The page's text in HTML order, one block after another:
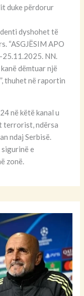
duke përdorur
dyshohet të
“ASGJËSIM APO
NN.
dëmtuar një
thuhet në raportin
në këtë kanal u
terrorist, ndërsa
ndaj Serbisë.
e
zonë.